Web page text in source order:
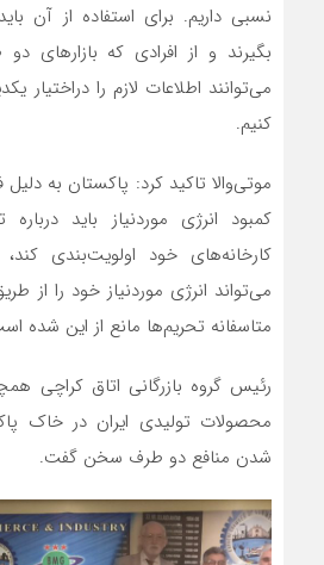
نسبی داریم. برای استفاده از آن
بگیرند و از افرادی که بازارهای
می‌توانند اطلاعات لازم را دراختیار
کنیم.
موتی‌والا تاکید کرد: پاکستان به
کمبود انرژی موردنیاز باید
کارخانه‌های خود اولویت‌بندی
می‌تواند انرژی موردنیاز خود را از
متاسفانه تحریم‌ها مانع از این شده
رئیس گروه بازرگانی اتاق کراچی
محصولات تولیدی ایران در خاک
شدن منافع دو طرف سخن گفت.